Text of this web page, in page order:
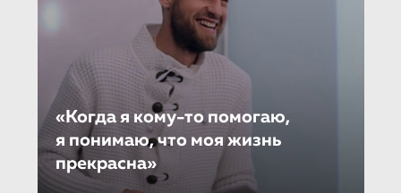
«Когда я кому-то помогаю,
я понимаю, что моя жизнь
прекрасна»